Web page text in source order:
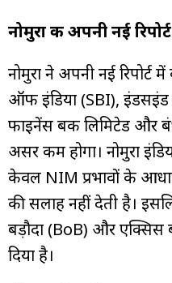
नोमुरा की अपनी नई रिपोर्ट
नोमुरा ने अपनी नई रिपोर्ट
ऑफ इंडिया (SBI),
फाइनेंस बैंक लिमिटेड और
असर कम होगा। नोमुरा
केवल NIM प्रभावों के
की सलाह नहीं देती है।
बड़ौदा (BoB) और एक्सिस
दिया है।